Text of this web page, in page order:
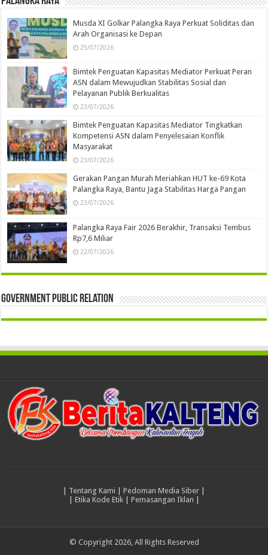
Musda XI Golkar Palangka Raya Perkuat Soliditas dan
Arah Organisasi ke Depan
25/07/2026
Bimtek Penguatan Kapasitas Mediator Perkuat Peran
ASN dalam Mewujudkan Stabilitas Sosial dan
Pelayanan Publik Berkualitas
23/07/2026
Bimtek Penguatan Kapasitas Mediator Tingkatkan
Kompetensi ASN dalam Penyelesaian Konflik
Masyarakat
23/07/2026
Gerakan Pangan Murah Meriahkan HUT ke-69 Kota
Palangka Raya, Bantu Jaga Stabilitas Harga Pangan
23/07/2026
Palangka Raya Fair 2026 Berakhir, Transaksi Tembus
Rp7,6 Miliar
22/07/2026
Government Public Relation
| Tentang Kami | Pedoman Media Siber |
| Etika Kode Etik| Pemasangan Iklan |
© Copyright 2026, All Rights Reserved